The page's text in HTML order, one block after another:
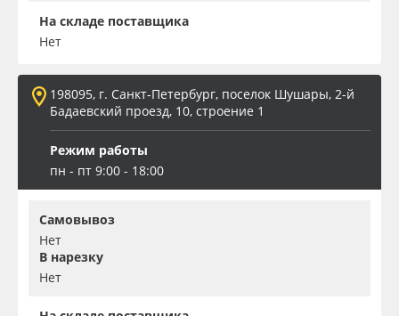
На складе поставщика
Нет
198095, г. Санкт-Петербург, поселок Шушары, 2-й
Бадаевский проезд, 10, строение 1
Режим работы
пн - пт 9:00 - 18:00
Самовывоз
Нет
В нарезку
Нет